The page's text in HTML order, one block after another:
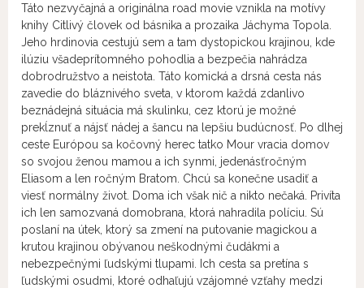
Táto nezvyčajná a originálna road movie vznikla na motívy
knihy Citlivý človek od básnika a prozaika Jáchyma Topola.
Jeho hrdinovia cestujú sem a tam dystopickou krajinou, kde
ilúziu všadeprítomného pohodlia a bezpečia nahrádza
dobrodružstvo a neistota. Táto komická a drsná cesta nás
zavedie do bláznivého sveta, v ktorom každá zdanlivo
beznádejná situácia má skulinku, cez ktorú je možné
prekĺznuť a nájsť nádej a šancu na lepšiu budúcnosť. Po dlhej
ceste Európou sa kočovný herec tatko Mour vracia domov
so svojou ženou mamou a ich synmi, jedenásťročným
Eliasom a len ročným Bratom. Chcú sa konečne usadiť a
viesť normálny život. Doma ich však nič a nikto nečaká. Privíta
ich len samozvaná domobrana, ktorá nahradila políciu. Sú
poslaní na útek, ktorý sa zmení na putovanie magickou a
krutou krajinou obývanou neškodnými čudákmi a
nebezpečnými ľudskými tlupami. Ich cesta sa pretína s
ľudskými osudmi, ktoré odhaľujú vzájomné vzťahy medzi